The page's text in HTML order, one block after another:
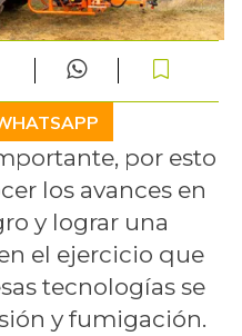
por esto
los avances en
y lograr una
el ejercicio que
tecnologías se
y fumigación.